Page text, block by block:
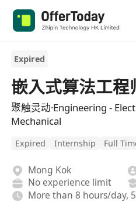
Expired
嵌入式算法工程
聚触灵动·Engineering -
Mechanical
Expired Internship Full
Mong Kok
No experience limit
More than 8 hours/day,